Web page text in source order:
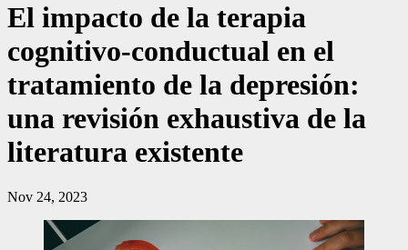
El impacto de la terapia
cognitivo-conductual en el
tratamiento de la depresión:
una revisión exhaustiva de la
literatura existente
Nov 24, 2023